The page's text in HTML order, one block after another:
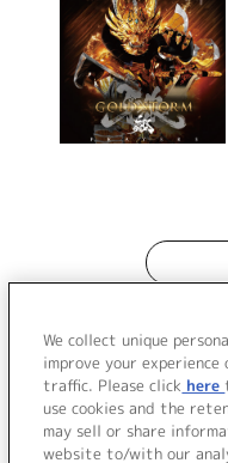
We collect unique
improve your
traffic. Please click here
use cookies and the
may sell or share
website to/with our